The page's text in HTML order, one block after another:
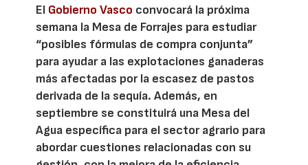
El Gobierno Vasco convocará la próxima
semana la Mesa de Forrajes para estudiar
“posibles fórmulas de compra conjunta”
para ayudar a las explotaciones ganaderas
más afectadas por la escasez de pastos
derivada de la sequía. Además, en
septiembre se constituirá una Mesa del
Agua específica para el sector agrario para
abordar cuestiones relacionadas con su